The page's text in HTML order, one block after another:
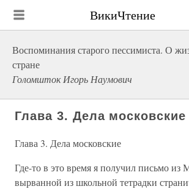
ВикиЧтение
Воспоминания старого пессимиста. О
стране
Голомшток Игорь Наумович
Глава 3. Дела московские
Глава 3. Дела московские
Где-то в это время я получил письмо из
вырванной из школьной тетрадки